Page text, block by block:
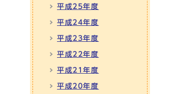
平成25年度
平成24年度
平成23年度
平成22年度
平成21年度
平成20年度